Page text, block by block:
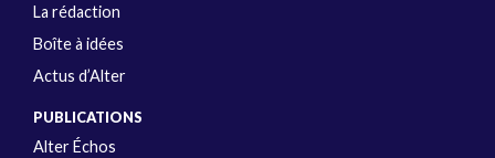
La rédaction
Boîte à idées
Actus d’Alter
PUBLICATIONS
Alter Échos